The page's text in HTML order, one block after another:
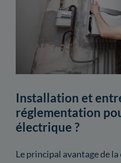
Installation et
réglementation
électrique ?
Le principal avantage de